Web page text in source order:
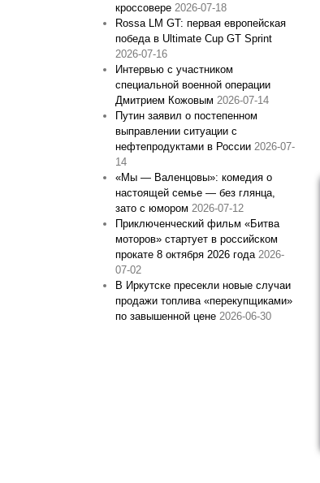
кроссовере 2026-07-18
Rossa LM GT: первая европейская
победа в Ultimate Cup GT Sprint
2026-07-16
Интервью с участником
специальной военной операции
Дмитрием Кожовым 2026-07-14
Путин заявил о постепенном
выправлении ситуации с
нефтепродуктами в России 2026-07-
14
«Мы — Валенцовы»: комедия о
настоящей семье — без глянца,
зато с юмором 2026-07-12
Приключенческий фильм «Битва
моторов» стартует в российском
прокате 8 октября 2026 года 2026-
07-02
В Иркутске пресекли новые случаи
продажи топлива «перекупщиками»
по завышенной цене 2026-06-30